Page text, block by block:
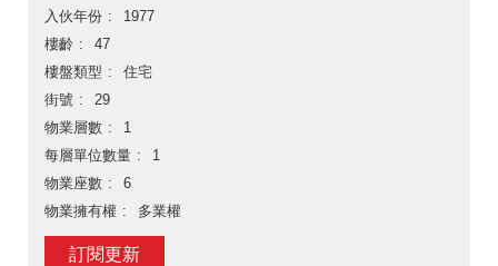
入伙年份
1977
樓齡
47
樓盤類型
住宅
街號
29
物業層數
1
每層單位數量
1
物業座數
6
物業擁有權
多業權
訂閱更新